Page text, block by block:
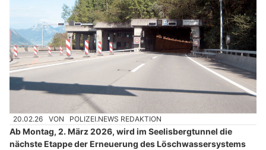
20.02.26 VON POLIZEI.NEWS REDAKTION
Ab Montag, 2. März 2026, wird im Seelisbergtunnel die
nächste Etappe der Erneuerung des Löschwassersystems